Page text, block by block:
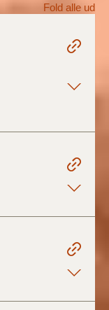
Fold alle ud